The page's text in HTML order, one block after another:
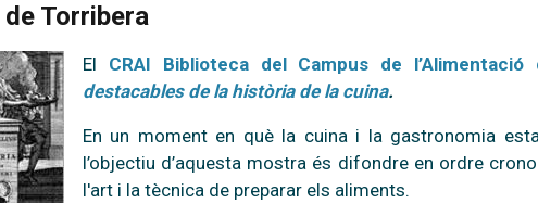
de Torribera
El CRAI Biblioteca del Campus de l’Alimentació
destacables de la història de la cuina.
En un moment en què la cuina i la gastronomia
l’objectiu d’aquesta mostra és difondre en ordre
l'art i la tècnica de preparar els aliments.